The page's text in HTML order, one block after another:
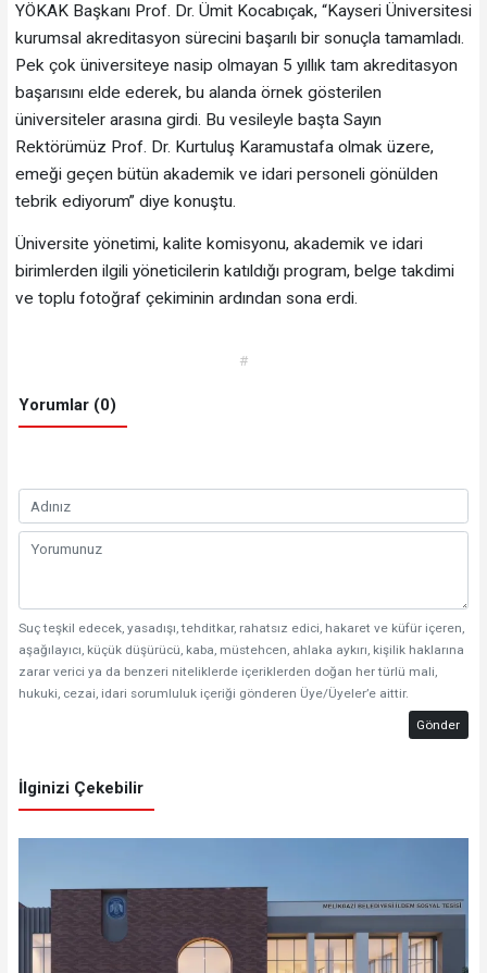
YÖKAK Başkanı Prof. Dr. Ümit Kocabıçak, “Kayseri Üniversitesi
kurumsal akreditasyon sürecini başarılı bir sonuçla tamamladı.
Pek çok üniversiteye nasip olmayan 5 yıllık tam akreditasyon
başarısını elde ederek, bu alanda örnek gösterilen
üniversiteler arasına girdi. Bu vesileyle başta Sayın
Rektörümüz Prof. Dr. Kurtuluş Karamustafa olmak üzere,
emeği geçen bütün akademik ve idari personeli gönülden
tebrik ediyorum” diye konuştu.
Üniversite yönetimi, kalite komisyonu, akademik ve idari
birimlerden ilgili yöneticilerin katıldığı program, belge takdimi
ve toplu fotoğraf çekiminin ardından sona erdi.
#
Yorumlar (0)
Suç teşkil edecek, yasadışı, tehditkar, rahatsız edici, hakaret ve küfür içeren,
aşağılayıcı, küçük düşürücü, kaba, müstehcen, ahlaka aykırı, kişilik haklarına
zarar verici ya da benzeri niteliklerde içeriklerden doğan her türlü mali,
hukuki, cezai, idari sorumluluk içeriği gönderen Üye/Üyeler’e aittir.
Gönder
İlginizi Çekebilir